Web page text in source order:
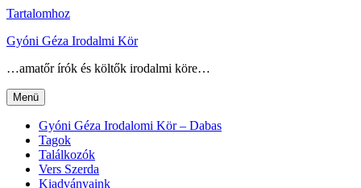
Tartalomhoz
Gyóni Géza Irodalmi Kör
…amatőr írók és költők irodalmi köre…
Menü
Gyóni Géza Irodalomi Kör – Dabas
Tagok
Találkozók
Vers Szerda
Kiadványaink